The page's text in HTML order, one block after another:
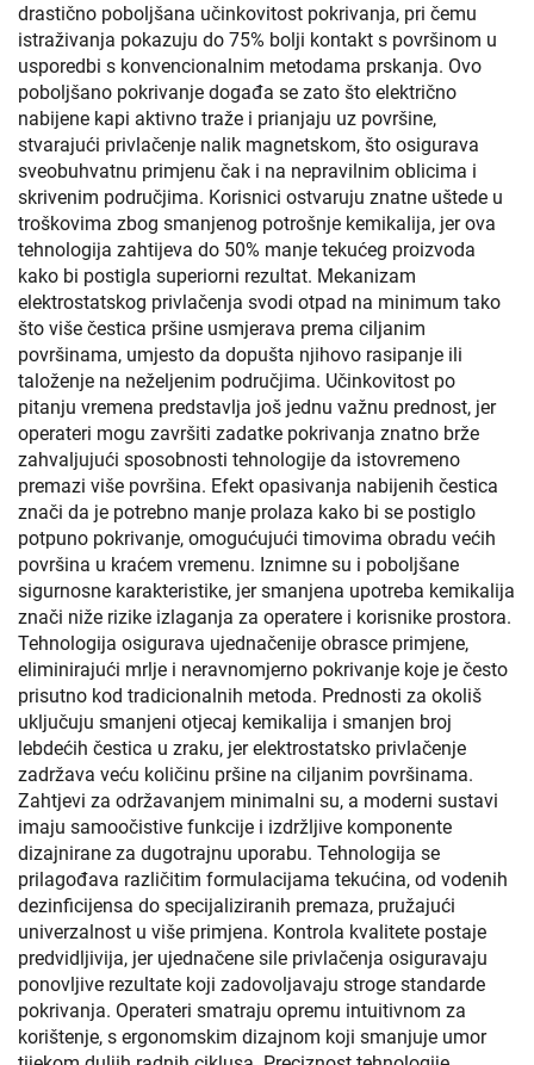
drastično poboljšana učinkovitost pokrivanja, pri čemu
istraživanja pokazuju do 75% bolji kontakt s površinom u
usporedbi s konvencionalnim metodama prskanja. Ovo
poboljšano pokrivanje događa se zato što električno
nabijene kapi aktivno traže i prianjaju uz površine,
stvarajući privlačenje nalik magnetskom, što osigurava
sveobuhvatnu primjenu čak i na nepravilnim oblicima i
skrivenim područjima. Korisnici ostvaruju znatne uštede u
troškovima zbog smanjenog potrošnje kemikalija, jer ova
tehnologija zahtijeva do 50% manje tekućeg proizvoda
kako bi postigla superiorni rezultat. Mekanizam
elektrostatskog privlačenja svodi otpad na minimum tako
što više čestica pršine usmjerava prema ciljanim
površinama, umjesto da dopušta njihovo rasipanje ili
taloženje na neželjenim područjima. Učinkovitost po
pitanju vremena predstavlja još jednu važnu prednost, jer
operateri mogu završiti zadatke pokrivanja znatno brže
zahvaljujući sposobnosti tehnologije da istovremeno
premazi više površina. Efekt opasivanja nabijenih čestica
znači da je potrebno manje prolaza kako bi se postiglo
potpuno pokrivanje, omogućujući timovima obradu većih
površina u kraćem vremenu. Iznimne su i poboljšane
sigurnosne karakteristike, jer smanjena upotreba kemikalija
znači niže rizike izlaganja za operatere i korisnike prostora.
Tehnologija osigurava ujednačenije obrasce primjene,
eliminirajući mrlje i neravnomjerno pokrivanje koje je često
prisutno kod tradicionalnih metoda. Prednosti za okoliš
uključuju smanjeni otjecaj kemikalija i smanjen broj
lebdećih čestica u zraku, jer elektrostatsko privlačenje
zadržava veću količinu pršine na ciljanim površinama.
Zahtjevi za održavanjem minimalni su, a moderni sustavi
imaju samoočistive funkcije i izdržljive komponente
dizajnirane za dugotrajnu uporabu. Tehnologija se
prilagođava različitim formulacijama tekućina, od vodenih
dezinficijensa do specijaliziranih premaza, pružajući
univerzalnost u više primjena. Kontrola kvalitete postaje
predvidljivija, jer ujednačene sile privlačenja osiguravaju
ponovljive rezultate koji zadovoljavaju stroge standarde
pokrivanja. Operateri smatraju opremu intuitivnom za
korištenje, s ergonomskim dizajnom koji smanjuje umor